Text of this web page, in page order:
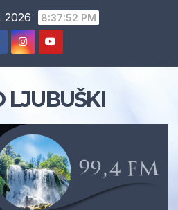
2026 8:37:53 PM
LJUBUŠKI